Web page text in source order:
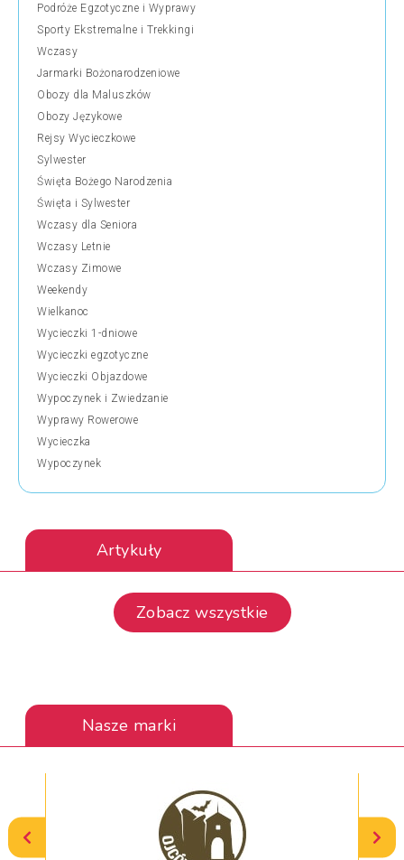
Podróże Egzotyczne i Wyprawy
Sporty Ekstremalne i Trekkingi
Wczasy
Jarmarki Bożonarodzeniowe
Obozy dla Maluszków
Obozy Językowe
Rejsy Wycieczkowe
Sylwester
Święta Bożego Narodzenia
Święta i Sylwester
Wczasy dla Seniora
Wczasy Letnie
Wczasy Zimowe
Weekendy
Wielkanoc
Wycieczki 1-dniowe
Wycieczki egzotyczne
Wycieczki Objazdowe
Wypoczynek i Zwiedzanie
Wyprawy Rowerowe
Wycieczka
Wypoczynek
Artykuły
Zobacz wszystkie
Nasze marki